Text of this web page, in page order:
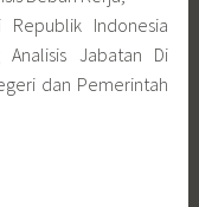
merupakan suatu
tugas maupun
tertentu, yang ditulis
deskripsi
sangat penting
atau cara